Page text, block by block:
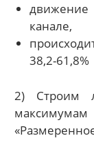
движение
канале,
38,2-61,8%
2) Строим